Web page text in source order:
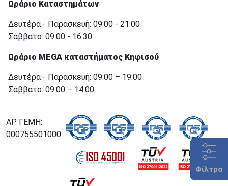
Φίλτρα
Ωράριο Καταστημάτων
Δευτέρα - Παρασκευή: 09:00 - 21:00
Σάββατο: 09:00 - 16:30
Ωράριο MEGA καταστήματος Κηφισού
Δευτέρα - Παρασκευή: 09:00 – 19:00
Σάββατο: 09:00 – 14:00
ΑΡ. ΓΕΜΗ:
000755501000